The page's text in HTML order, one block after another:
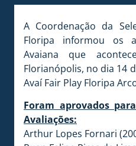
A Coordenação da
Floripa informou os
Avaiana que
Florianópolis, no dia 14
Avaí Fair Play Floripa
Foram aprovados
Avaliações:
Arthur Lopes Fornari